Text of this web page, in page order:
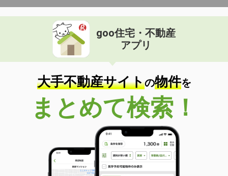
goo住宅・不動産
アプリ
大手不動産サイトの物件を
まとめて検索！